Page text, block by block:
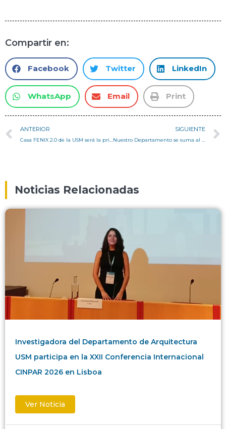
Compartir en:
Facebook Twitter LinkedIn
WhatsApp Email Print
ANTERIOR SIGUIENTE
Noticias Relacionadas
Investigadora del Departamento de Arquitectura
USM participa en la XXII Conferencia Internacional
CINPAR 2026 en Lisboa
Ver Noticia